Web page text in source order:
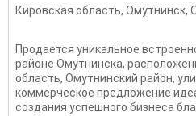
Кировская область, Омутнинск,
Продается уникальное
районе Омутнинска,
область, Омутнинский район,
коммерческое предложение
создания успешного бизнеса